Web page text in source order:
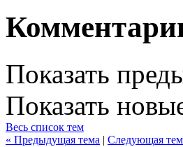
Показать
Показать
Весь список тем
« Предыдущая тема | Следующая